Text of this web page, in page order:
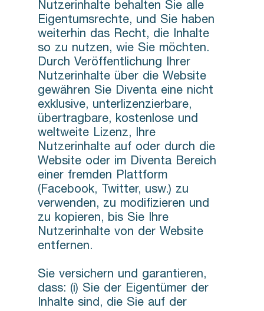
Nutzerinhalte behalten Sie alle
Eigentumsrechte, und Sie haben
weiterhin das Recht, die Inhalte
so zu nutzen, wie Sie möchten.
Durch Veröffentlichung Ihrer
Nutzerinhalte über die Website
gewähren Sie Diventa eine nicht
exklusive, unterlizenzierbare,
übertragbare, kostenlose und
weltweite Lizenz, Ihre
Nutzerinhalte auf oder durch die
Website oder im Diventa Bereich
einer fremden Plattform
(Facebook, Twitter, usw.) zu
verwenden, zu modifizieren und
zu kopieren, bis Sie Ihre
Nutzerinhalte von der Website
entfernen.
Sie versichern und garantieren,
dass: (i) Sie der Eigentümer der
Inhalte sind, die Sie auf der